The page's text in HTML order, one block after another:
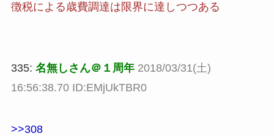
徴税による歳費調達は限界に達しつつある
335: 名無しさん＠１周年 2018/03/31(土)
16:56:38.70 ID:EMjUkTBR0
>>308